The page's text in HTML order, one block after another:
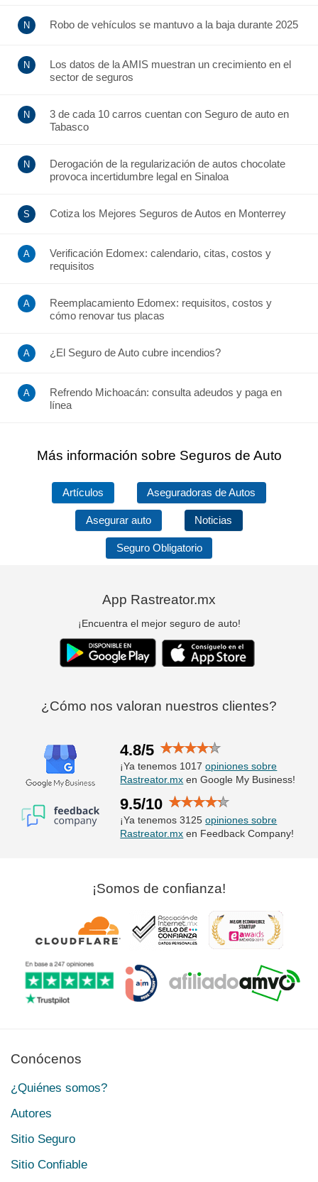
Robo de vehículos se mantuvo a la baja durante 2025
Los datos de la AMIS muestran un crecimiento en el
sector de seguros
3 de cada 10 carros cuentan con Seguro de auto en
Tabasco
Derogación de la regularización de autos chocolate
provoca incertidumbre legal en Sinaloa
Cotiza los Mejores Seguros de Autos en Monterrey
Verificación Edomex: calendario, citas, costos y
requisitos
Reemplacamiento Edomex: requisitos, costos y
cómo renovar tus placas
¿El Seguro de Auto cubre incendios?
Refrendo Michoacán: consulta adeudos y paga en
línea
Más información sobre Seguros de Auto
Artículos Aseguradoras de Autos
Asegurar auto Noticias
Seguro Obligatorio
App Rastreator.mx
¡Encuentra el mejor seguro de auto!
¿Cómo nos valoran nuestros clientes?
4.8/5
¡Ya tenemos 1017opiniones sobre
Rastreator.mx en Google My Business!
9.5/10
¡Ya tenemos 3125opiniones sobre
Rastreator.mx en Feedback Company!
¡Somos de confianza!
Conócenos
¿Quiénes somos?
Autores
Sitio Seguro
Sitio Confiable